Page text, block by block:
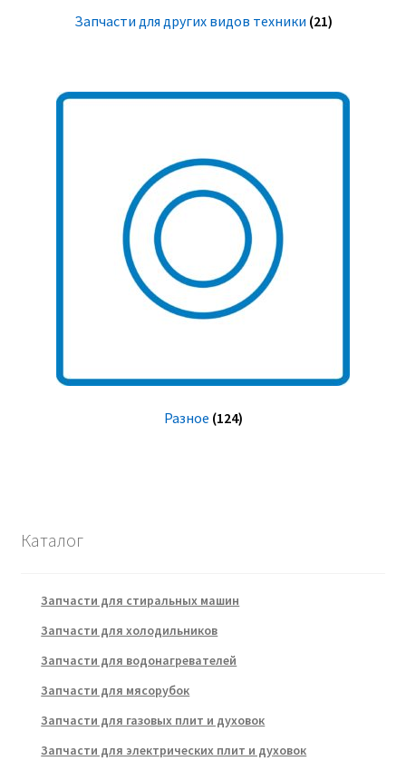
Запчасти для других видов техники (21)
Разное (124)
Каталог
Запчасти для стиральных машин
Запчасти для холодильников
Запчасти для водонагревателей
Запчасти для мясорубок
Запчасти для газовых плит и духовок
Запчасти для электрических плит и духовок